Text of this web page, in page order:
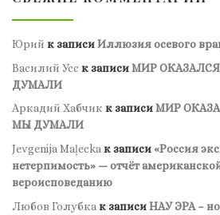
Юрий к записиИллюзия осевого
Василий Усс к записиМИР
ДУМАЛИ
Аркадий Хабчик к записиМИР
МЫ ДУМАЛИ
Jevgenija Maļecka к записи«Россия
нетерпимость» — отчёт
вероисповеданию
Любов Голубка к записиНАУ ЭРА –